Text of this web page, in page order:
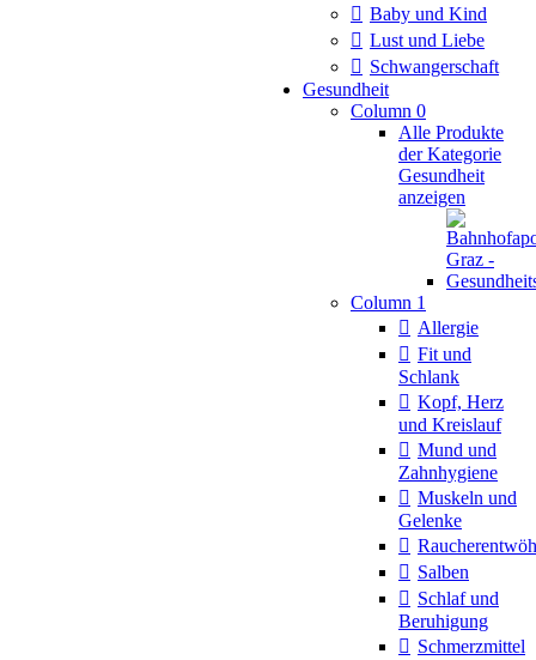
Baby und Kind
Lust und Liebe
Schwangerschaft
Gesundheit
Column 0
Alle Produkte
der Kategorie
Gesundheit
anzeigen
Column 1
Allergie
Fit und
Schlank
Kopf, Herz
und Kreislauf
Mund und
Zahnhygiene
Muskeln und
Gelenke
Salben
Schlaf und
Beruhigung
Schmerzmittel